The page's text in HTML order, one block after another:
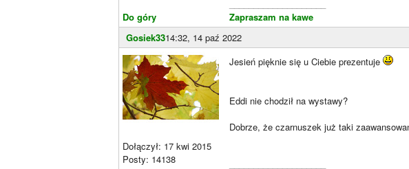
Do góry
Zapraszam na kawe
Gosiek3314:32, 14 paź 2022
Dołączył: 17 kwi 2015
Posty: 14138
Jesień pięknie się u Ciebie prezentuje
Eddi nie chodził na wystawy?
Dobrze, że czarnuszek już taki